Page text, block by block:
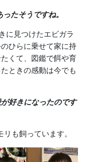
たそうですね。
に見つけたエビガラ
ひらに乗せて家に持
くて、図鑑で餌や育
ときの感動は今でも
好きになったのです
も飼っています。